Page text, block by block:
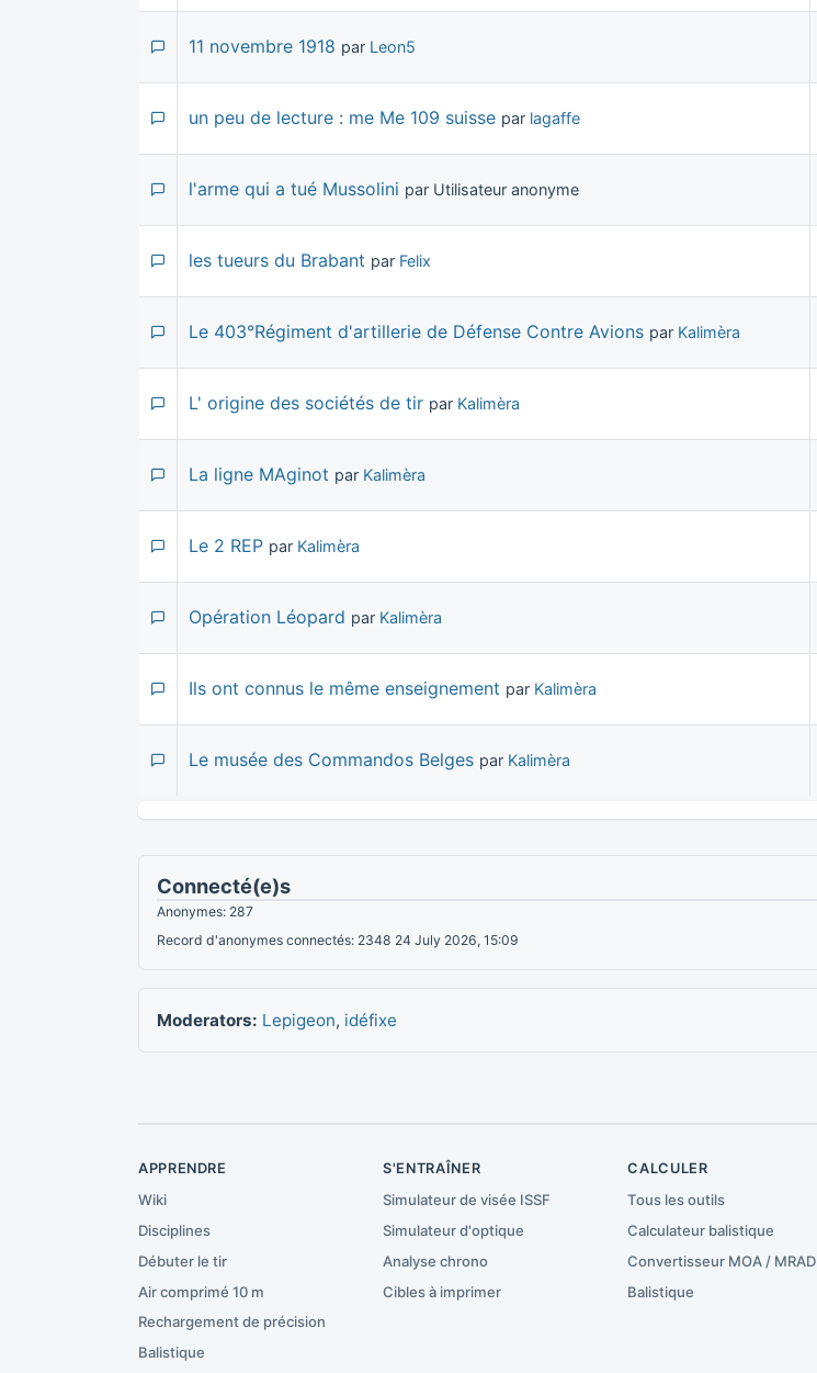
11 novembre 1918 par Leon5
un peu de lecture : me Me 109 suisse par lagaffe
l'arme qui a tué Mussolini par Utilisateur anonyme
les tueurs du Brabant par Felix
Le 403°Régiment d'artillerie de Défense Contre Avions par Kalimèra
L' origine des sociétés de tir par Kalimèra
La ligne MAginot par Kalimèra
Le 2 REP par Kalimèra
Opération Léopard par Kalimèra
Ils ont connus le même enseignement par Kalimèra
Le musée des Commandos Belges par Kalimèra
Connecté(e)s
Anonymes: 287
Record d'anonymes connectés: 2348 24 July 2026, 15:09
Moderators: Lepigeon, idéfixe
APPRENDRE
Wiki
Disciplines
Débuter le tir
Air comprimé 10 m
Rechargement de précision
Balistique
S'ENTRAÎNER
Simulateur de visée ISSF
Simulateur d'optique
Analyse chrono
Cibles à imprimer
CALCULER
Tous les outils
Calculateur balistique
Convertisseur MOA / MRAD
Balistique